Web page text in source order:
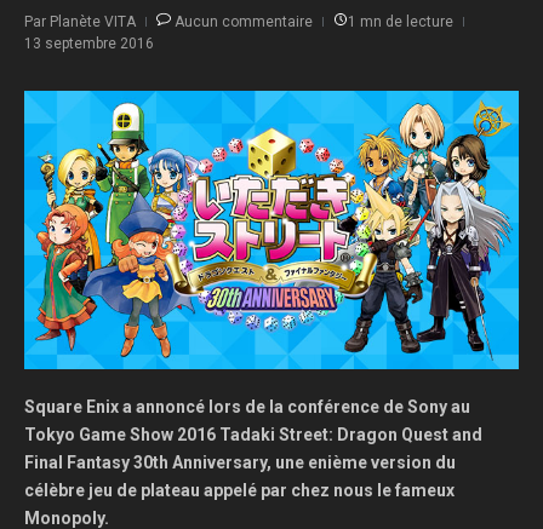
Par Planète VITA Aucun commentaire
1 mn de lecture
13 septembre 2016
Square Enix a annoncé lors de la conférence de Sony au
Tokyo Game Show 2016 Tadaki Street: Dragon Quest and
Final Fantasy 30th Anniversary, une enième version du
célèbre jeu de plateau appelé par chez nous le fameux
Monopoly.